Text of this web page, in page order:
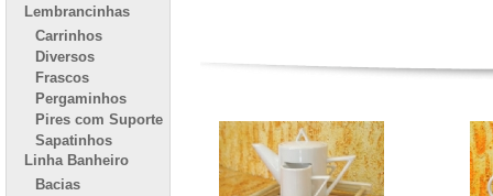
Lembrancinhas
Carrinhos
Diversos
Frascos
Pergaminhos
Pires com Suporte
Sapatinhos
Linha Banheiro
Bacias